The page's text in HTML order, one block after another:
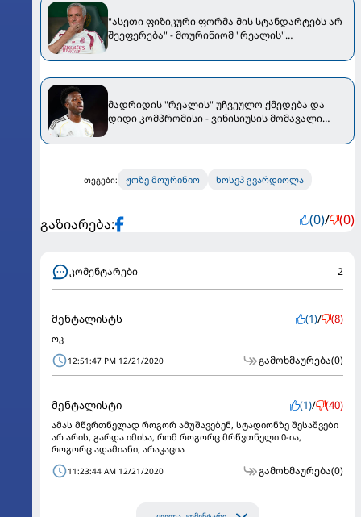
"ასეთი ფიზიკური ფორმა მის სტანდარტებს არ
შეეფერება" - მოურინიომ "რეალის"
მადრიდის "რეალის" უჩვეულო ქმედება და
დიდი კომპრომისი - ვინისიუსის მომავალი
თეგები: ჟოზე მოურინიო ხოსეპ გვარდიოლა
გაზიარება: (0)/ (0)
კომენტარები 2
მენტალისტს (1)/ (8)
ოკ
12:51:47 PM 12/21/2020 გამოხმაურება(0)
მენტალისტი (1)/ (40)
ამას მწვრთნელად როგორ ამუშავებენ, სტადიონზე შესაშვები
არ არის, გარდა იმისა, რომ როგორც მრწვთნელი 0-ია,
როგორც ადამიანი, არაკაცია
11:23:44 AM 12/21/2020 გამოხმაურება(0)